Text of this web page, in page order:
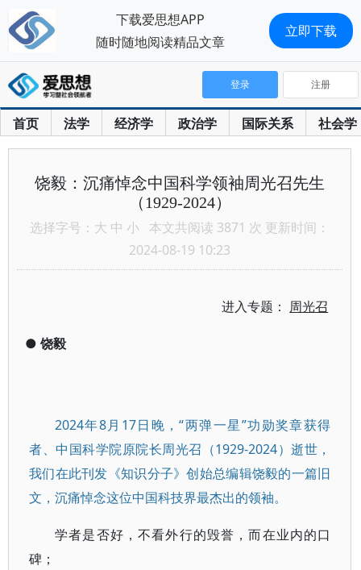
首页 法学 经济学 政治学 国际关系 社会学
登录 注册
饶毅：沉痛悼念中国科学领袖周光召先生
（1929-2024）
选择字号： 大 中 小 本文共阅读 3871 次 更新时间：
2024-08-19 10:23
进入专题： 周光召
● 饶毅
2024年8月17日晚，“两弹一星”功勋奖章获得
者、中国科学院原院长周光召（1929-2024）逝世，
我们在此刊发《知识分子》创始总编辑饶毅的一篇旧
文，沉痛悼念这位中国科技界最杰出的领袖。
学者是否好，不看外行的毁誉，而在业内的口
碑；
下载爱思想APP
随时随地阅读精品文章
立即下载